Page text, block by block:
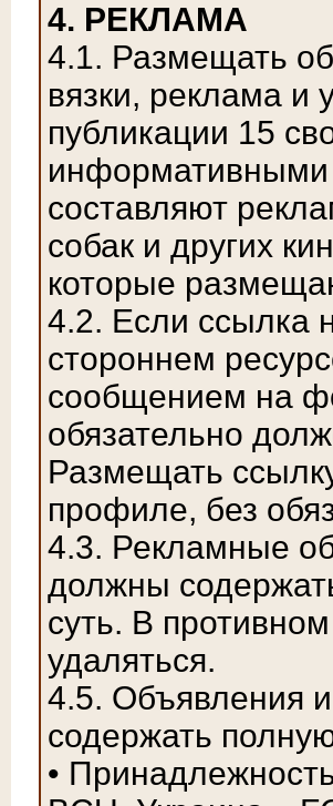
4. РЕКЛАМА
4.1. Размещать
вязки, реклама и
публикации 15
информативными
составляют
собак и других
которые
4.2. Если ссылка
стороннем
сообщением на
обязательно
Размещать
профиле, без
4.3. Рекламные
должны
суть. В
удаляться.
4.5. Объявления
содержать
•